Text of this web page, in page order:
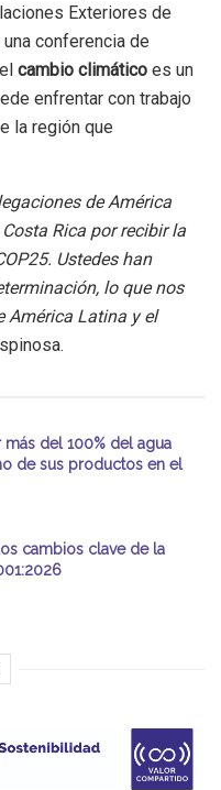
Exteriores de
conferencia de
cambio climático es un
enfrentar con trabajo
la región que
de América
Rica por recibir la
Ustedes han
lo que nos
América Latina y el
más del 100% del agua
de sus productos en el
cambios clave de la